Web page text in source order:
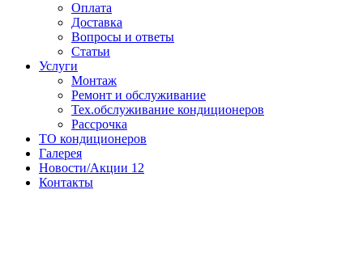
Оплата
Доставка
Вопросы и ответы
Статьи
Услуги
Монтаж
Ремонт и обслуживание
Тех.обслуживание кондиционеров
Рассрочка
ТО кондиционеров
Галерея
Новости/Акции 12
Контакты